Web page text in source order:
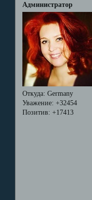
Администратор
Откуда: Germany
Уважение: +32454
Позитив: +17413